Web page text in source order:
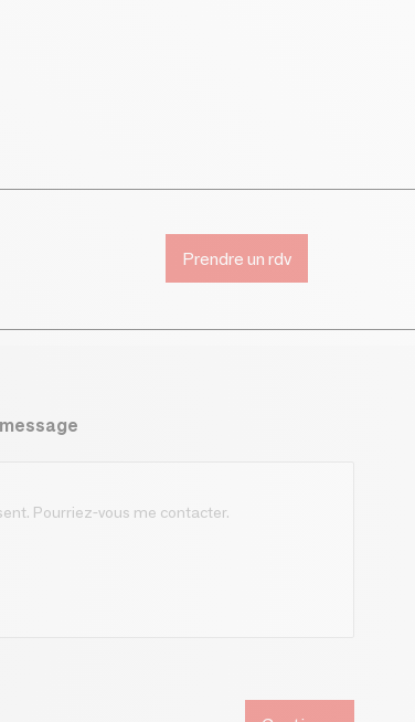
Prendre un rdv
vos Options